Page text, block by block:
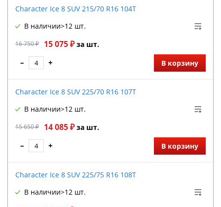
Character Ice 8 SUV 215/70 R16 104T
16 750 ₽ 15 075 ₽за шт.
В наличии>12 шт.
– + В корзину
Character Ice 8 SUV 225/70 R16 107T
15 650 ₽ 14 085 ₽за шт.
В наличии>12 шт.
– + В корзину
Character Ice 8 SUV 225/75 R16 108T
В наличии>12 шт.